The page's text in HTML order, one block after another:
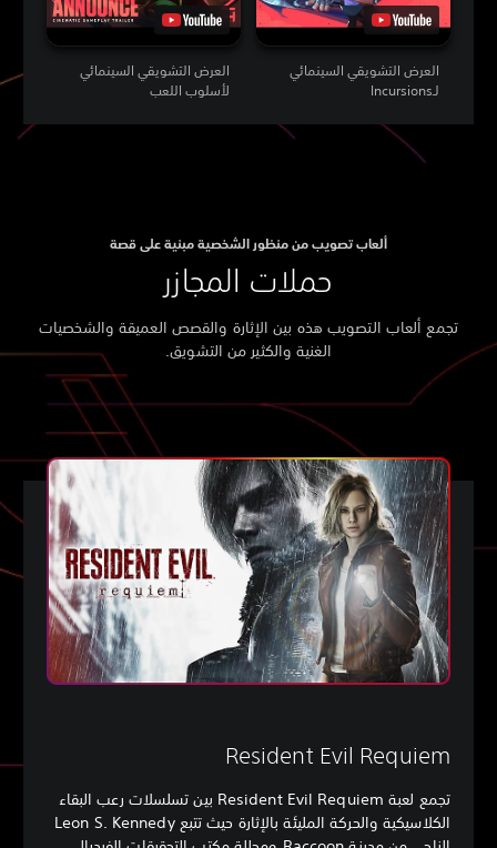
العرض التشويقي السينمائي
لأسلوب اللعب
العرض التشويقي السينمائي
لـIncursions
ألعاب تصويب من منظور الشخصية مبنية على قصة
حملات المجازر
تجمع ألعاب التصويب هذه بين الإثارة والقصص العميقة والشخصيات
الغنية والكثير من التشويق.
Resident Evil Requiem
تجمع لعبة Resident Evil Requiem بين تسلسلات رعب البقاء
الكلاسيكية والحركة المليئة بالإثارة حيث تتبع Leon S. Kennedy